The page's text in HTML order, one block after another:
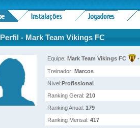
Perfil - Mark Team Vikings FC
Equipe: Mark Team Vikings FC -
Treinador: Marcos
Nível:Profissional
Ranking Geral: 210
Ranking Anual: 179
Ranking Mensal: 417